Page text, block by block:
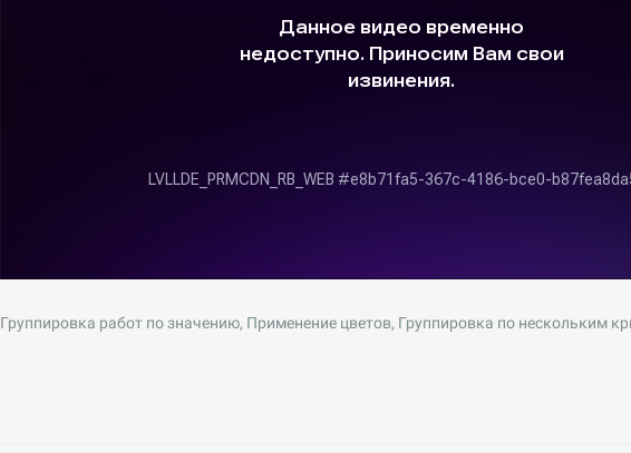
Группировка работ по значению, Применение цветов, Группировка по нескольким